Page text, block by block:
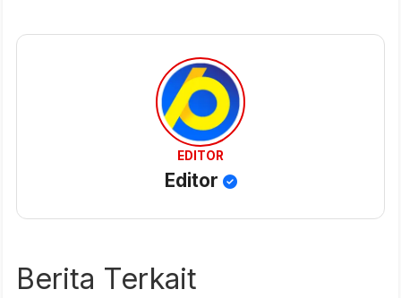
EDITOR
Editor
Berita Terkait